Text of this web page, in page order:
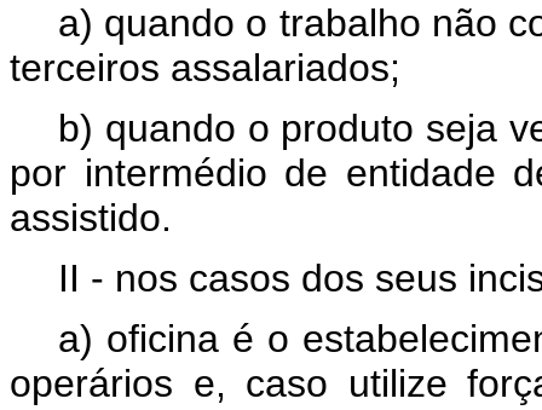
a) quando o trabalho não
terceiros assalariados;
b) quando o produto seja
por intermédio de entidade
assistido.
II - nos casos dos seus
a) oficina é o
operários e, caso utilize